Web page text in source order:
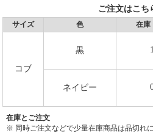
ご注文はこち
サイズ 色 在庫
コブ
黒 1
ネイビー
在庫とご注文
※ 同時ご注文などで少量在庫商品は品切れ